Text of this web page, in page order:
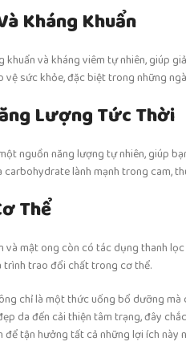
Kháng Khuẩn
khuẩn và kháng viêm tự nhiên, giúp
vệ sức khỏe, đặc biệt trong những
Lượng Tức Thời
nguồn năng lượng tự nhiên, giúp
lành mạnh trong cam,
Thể
và mật ong còn có tác dụng thanh
trình trao đổi chất trong cơ thể.
chỉ là một thức uống bổ dưỡng
da đến cải thiện tâm trạng, đây
tận hưởng tất cả những lợi ích này